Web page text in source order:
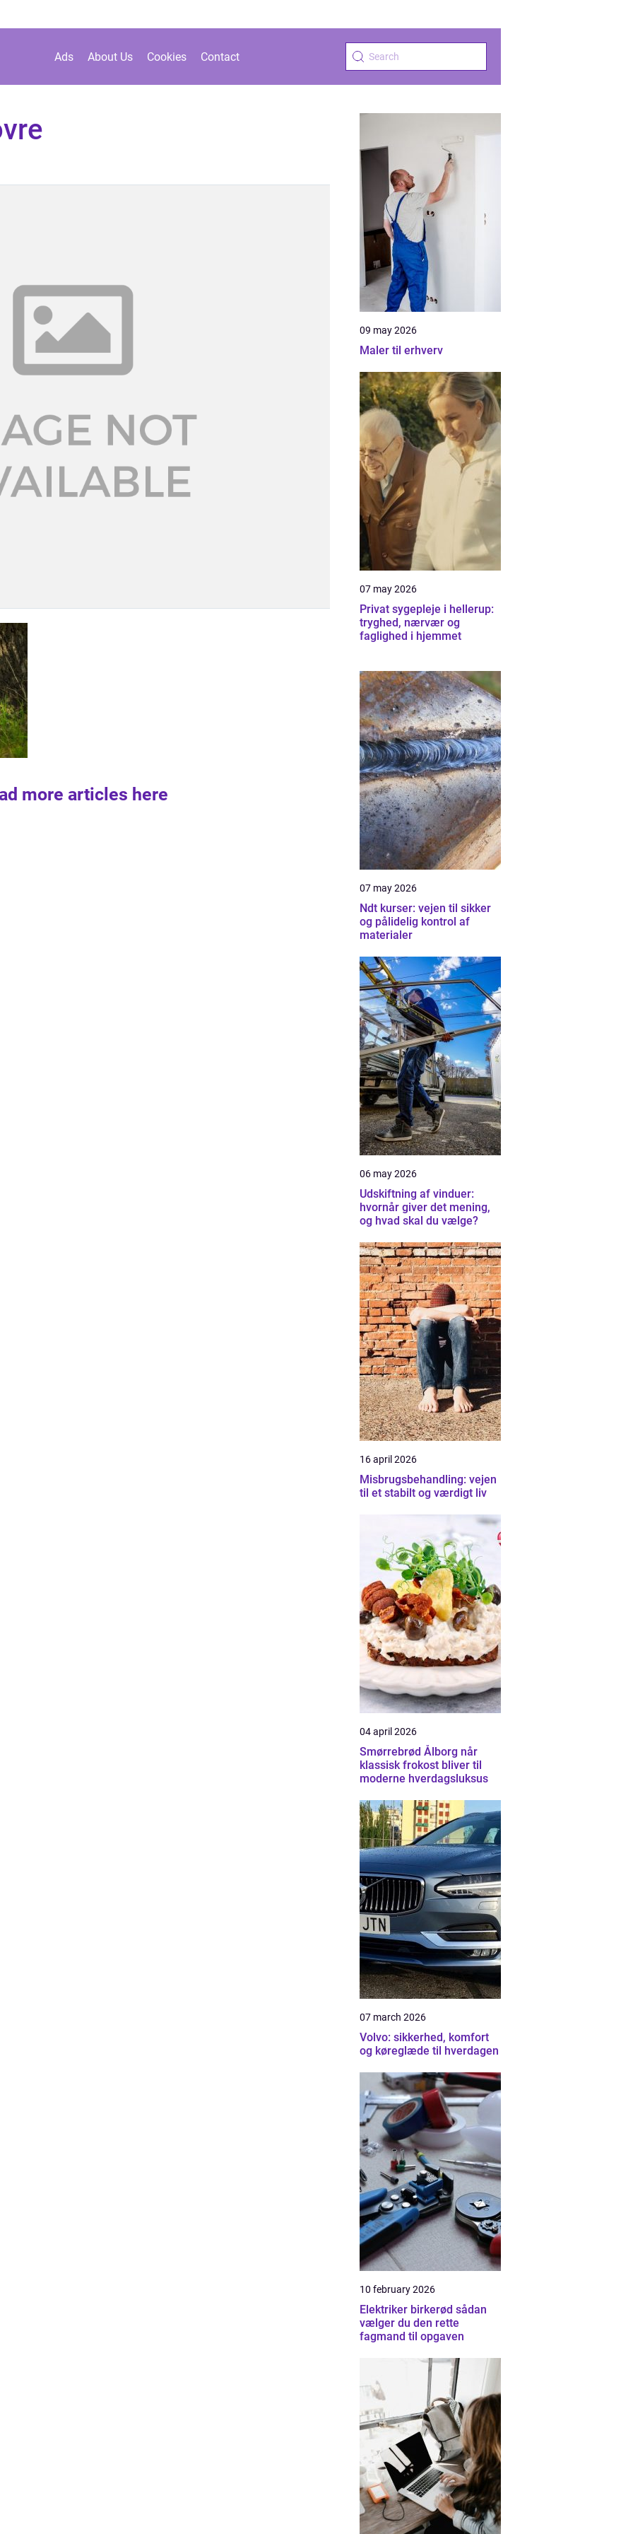
Ads About Us Cookies Contact
more articles here
09 may 2026
Maler til erhverv
07 may 2026
Privat sygepleje i hellerup:
tryghed, nærvær og
faglighed i hjemmet
07 may 2026
Ndt kurser: vejen til sikker
og pålidelig kontrol af
materialer
06 may 2026
Udskiftning af vinduer:
hvornår giver det mening,
og hvad skal du vælge?
16 april 2026
Misbrugsbehandling: vejen
til et stabilt og værdigt liv
04 april 2026
Smørrebrød Ålborg når
klassisk frokost bliver til
moderne hverdagsluksus
07 march 2026
Volvo: sikkerhed, komfort
og køreglæde til hverdagen
10 february 2026
Elektriker birkerød sådan
vælger du den rette
fagmand til opgaven